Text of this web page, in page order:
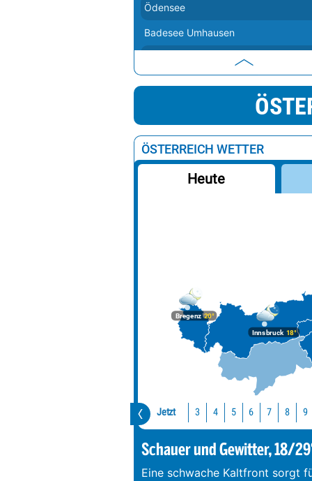
Ödensee
Badesee Umhausen
Erlebnisbadesee Eben
Gasteiner Badesee
Stimmersee
Längsee (T)
Hechtsee
ÖSTERREICH WETTER
Heute
Bregenz20°
Innsbruck18°
Jetzt 3 4 5 6 7 8 9
Schauer und Gewitter, 18/
Eine schwache Kaltfront sorgt